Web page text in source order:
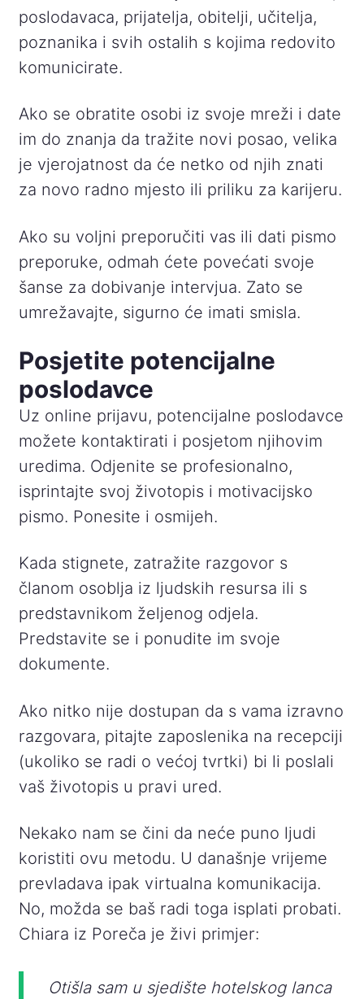
poslodavaca, prijatelja, obitelji, učitelja,
poznanika i svih ostalih s kojima redovito
komunicirate.
Ako se obratite osobi iz svoje mreži i date
im do znanja da tražite novi posao, velika
je vjerojatnost da će netko od njih znati
za novo radno mjesto ili priliku za karijeru.
Ako su voljni preporučiti vas ili dati pismo
preporuke, odmah ćete povećati svoje
šanse za dobivanje intervjua. Zato se
umrežavajte, sigurno će imati smisla.
Posjetite potencijalne
poslodavce
Uz online prijavu, potencijalne poslodavce
možete kontaktirati i posjetom njihovim
uredima. Odjenite se profesionalno,
isprintajte svoj životopis i motivacijsko
pismo. Ponesite i osmijeh.
Kada stignete, zatražite razgovor s
članom osoblja iz ljudskih resursa ili s
predstavnikom željenog odjela.
Predstavite se i ponudite im svoje
dokumente.
Ako nitko nije dostupan da s vama izravno
razgovara, pitajte zaposlenika na recepciji
(ukoliko se radi o većoj tvrtki) bi li poslali
vaš životopis u pravi ured.
Nekako nam se čini da neće puno ljudi
koristiti ovu metodu. U današnje vrijeme
prevladava ipak virtualna komunikacija.
No, možda se baš radi toga isplati probati.
Chiara iz Poreča je živi primjer:
Otišla sam u sjedište hotelskog lanca